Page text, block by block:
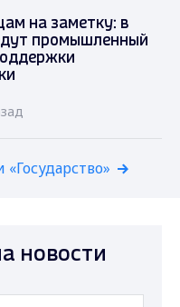
на заметку: в
промышленный
новости